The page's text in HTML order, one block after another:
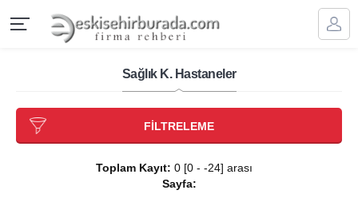
Sağlık K. Hastaneler
FİLTRELEME
Toplam Kayıt: 0 [0 - -24] arası
Sayfa: